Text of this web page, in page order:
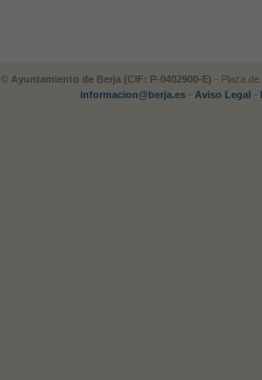
© Ayuntamiento de Berja (CIF: P-0402900-E) - Plaza
informacion@berja.es - Aviso Legal -